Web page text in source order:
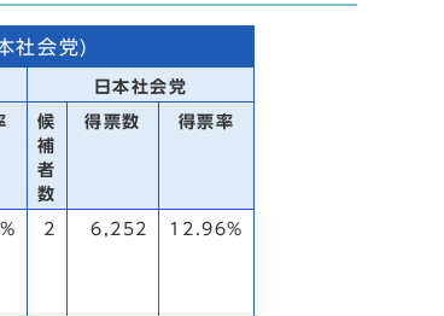
社会党)
日本社会党
候
補
者
数
得票数 得票率
2 6,252 12.96%